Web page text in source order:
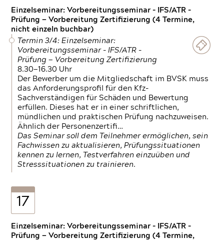
Einzelseminar: Vorbereitungsseminar - IFS/ATR -
Prüfung — Vorbereitung Zertifizierung (4 Termine,
nicht einzeln buchbar)
Termin 3/4: Einzelseminar:
Vorbereitungsseminar - IFS/ATR -
Prüfung — Vorbereitung Zertifizierung
8.30—16.30 Uhr
Der Bewerber um die Mitgliedschaft im BVSK muss
das Anforderungsprofil für den Kfz-
Sachverständigen für Schäden und Bewertung
erfüllen. Dieses hat er in einer schriftlichen,
mündlichen und praktischen Prüfung nachzuweisen.
Ähnlich der Personenzertifi…
Das Seminar soll dem Teilnehmer ermöglichen, sein
Fachwissen zu aktualisieren, Prüfungssituationen
kennen zu lernen, Testverfahren einzuüben und
Stresssituationen zu trainieren.
17
Einzelseminar: Vorbereitungsseminar - IFS/ATR -
Prüfung — Vorbereitung Zertifizierung (4 Termine,